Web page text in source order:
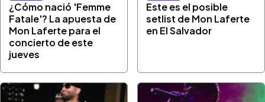
¿Cómo nació 'Femme
Fatale'? La apuesta de
Mon Laferte para el
concierto de este
jueves
Este es el posible
setlist de Mon Laferte
en El Salvador